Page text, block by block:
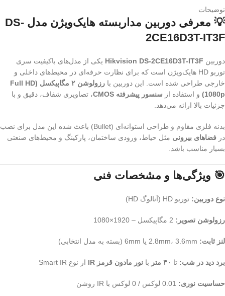
توضیحات
💡 معرفی دوربین مداربسته هایک‌ویژن مدل DS-
2CE16D3T-IT3F
دوربین Hikvision DS-2CE16D3T-IT3F یکی از مدل‌های باکیفیت سری
توربو HD هایک‌ویژن است که برای نظارت حرفه‌ای در محیط‌های داخلی و
خارجی طراحی شده است. این دوربین با
رزولوشن ۲ مگاپیکسل (Full HD
1080p)
و استفاده از سنسور پیشرفته CMOS
، تصاویری شفاف، دقیق و با
جزئیات بالا ارائه می‌دهد.
بدنه فلزی مقاوم و طراحی استوانه‌ای (Bullet) باعث شده این مدل برای نصب
در فضاهای بیرونی مثل حیاط، ورودی ساختمان، پارکینگ و محیط‌های صنعتی
بسیار مناسب باشد.
🎯 ویژگی‌ها و مشخصات فنی
نوع دوربین: توربو HD (آنالوگ HD)
رزولوشن تصویر:
لنز ثابت:
برد دید در شب: تا ۴۰ متر با نور مادون قرمز IR از نوع Smart IR
حساسیت نوری: